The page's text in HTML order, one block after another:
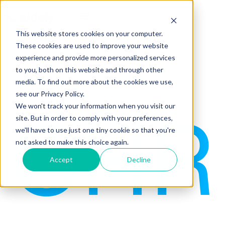
This website stores cookies on your computer.
These cookies are used to improve your website
experience and provide more personalized services
to you, both on this website and through other
media. To find out more about the cookies we use,
see our Privacy Policy.
We won't track your information when you visit our
site. But in order to comply with your preferences,
we'll have to use just one tiny cookie so that you're
not asked to make this choice again.
Accept Decline
CHR